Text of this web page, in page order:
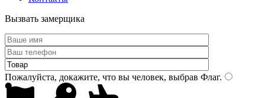
Вызвать замерщика
Пожалуйста, докажите, что вы человек, выбрав Флаг.